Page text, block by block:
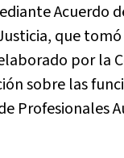
Acuerdo
que
por la
sobre las
Profesionales